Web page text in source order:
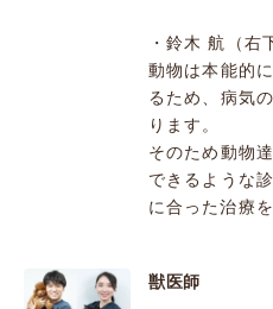
・鈴木 航（右
動物は本能的
るため、病気
ります。
そのため動物
できるような
に合った治療
獣医師